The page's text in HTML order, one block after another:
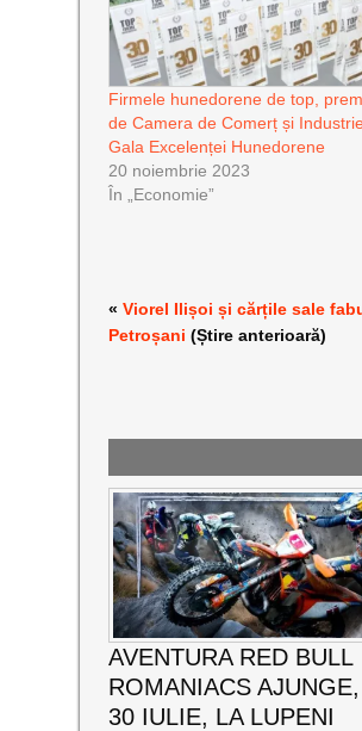
Firmele hunedorene de top,
de Camera de Comerț și
Gala Excelenței Hunedorene
20 noiembrie 2023
În „Economie”
«Viorel Ilișoi și cărțile sale
Petroșani (Știre anterioară)
AVENTURA RED BULL
ROMANIACS
30 IULIE, LA LUPENI